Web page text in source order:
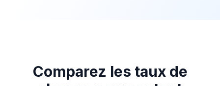
Comparez les taux de